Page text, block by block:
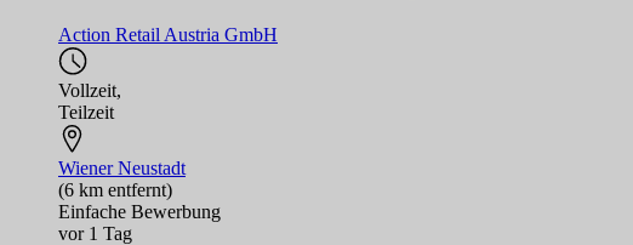
Action Retail Austria GmbH
Vollzeit,
Teilzeit
Wiener Neustadt
(6 km entfernt)
Einfache Bewerbung
vor 1 Tag